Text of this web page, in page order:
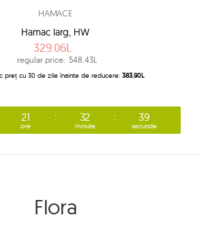
HAMACE
Hamac larg, HW
329.06L
regular price: 548.43L
preț cu 30 de zile înainte de reducere: 383.90L
21
ore
32
minute
39
secunde
Flora